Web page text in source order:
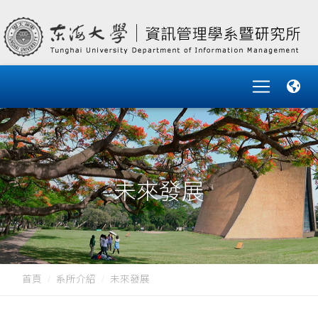
未來發展
首頁 系所介紹 未來發展